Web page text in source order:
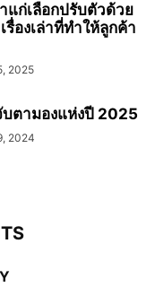
แก่เลือกปรับตัวด้วย
รื่องเล่าที่ทำให้ลูกค้า
2025
ตามองแห่งปี 2025
2024